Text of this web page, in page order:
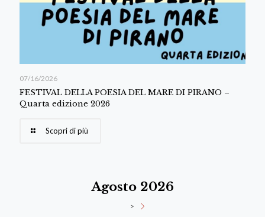
07/16/2026
FESTIVAL DELLA POESIA DEL MARE DI PIRANO –
Quarta edizione 2026
Scopri di più
Agosto 2026
>